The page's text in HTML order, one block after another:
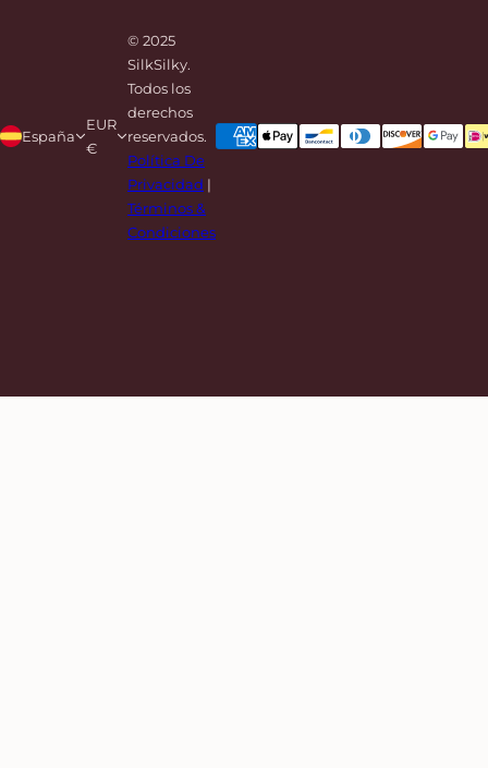
España
EUR
€
© 2025
SilkSilky.
Todos los
derechos
reservados.
Política De
Privacidad |
Términos &
Condiciones